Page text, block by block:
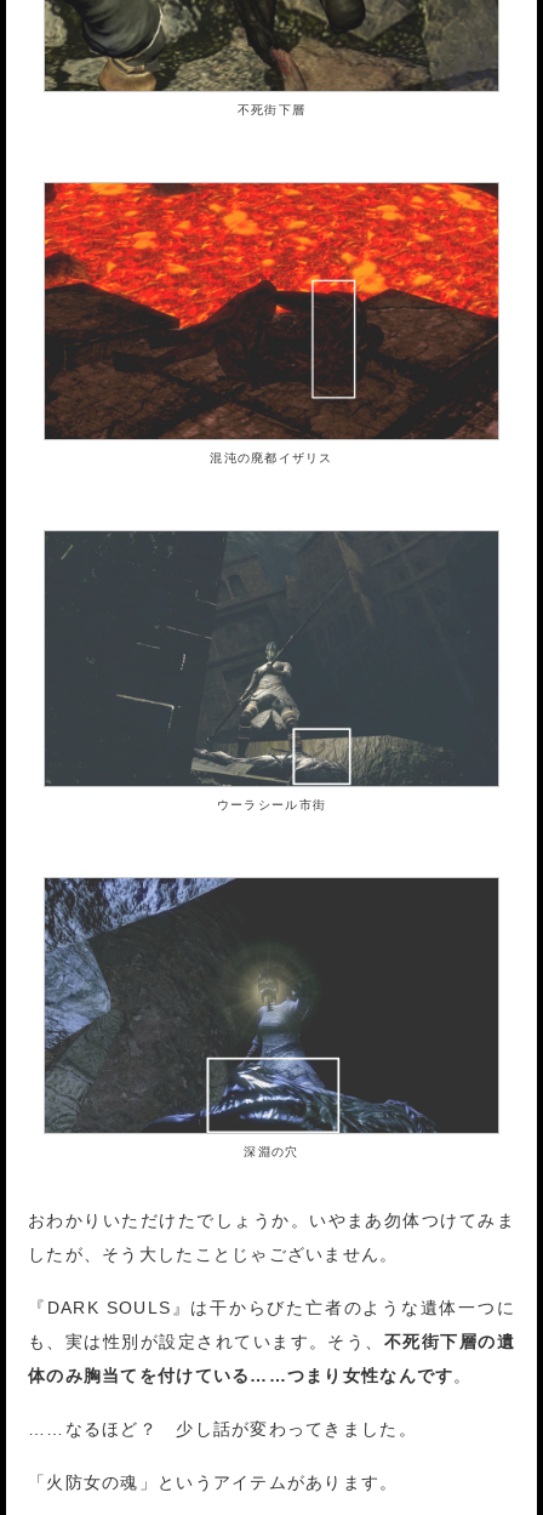
不死街下層
混沌の廃都イザリス
ウーラシール市街
深淵の穴
おわかりいただけたでしょうか。いやまあ勿体つけてみま
したが、そう大したことじゃございません。
『DARK SOULS』は干からびた亡者のような遺体一つに
も、実は性別が設定されています。そう、 不死街下層の遺
体のみ胸当てを付けている……つまり女性なんです。
……なるほど？ 少し話が変わってきました。
「火防女の魂」というアイテムがあります。